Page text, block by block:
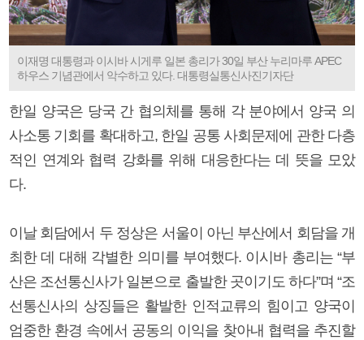
이재명 대통령과 이시바 시게루 일본 총리가 30일 부산 누리마루 APEC
하우스 기념관에서 악수하고 있다. 대통령실통신사진기자단
한일 양국은 당국 간 협의체를 통해 각 분야에서 양국 의
사소통 기회를 확대하고, 한일 공통 사회문제에 관한 다층
적인 연계와 협력 강화를 위해 대응한다는 데 뜻을 모았
다.
이날 회담에서 두 정상은 서울이 아닌 부산에서 회담을 개
최한 데 대해 각별한 의미를 부여했다. 이시바 총리는 “부
산은 조선통신사가 일본으로 출발한 곳이기도 하다”며 “조
선통신사의 상징들은 활발한 인적교류의 힘이고 양국이
엄중한 환경 속에서 공동의 이익을 찾아내 협력을 추진할